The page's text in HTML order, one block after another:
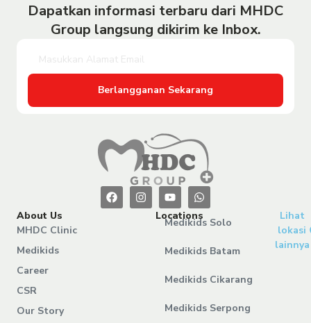
Dapatkan informasi terbaru dari MHDC
Group langsung dikirim ke Inbox.
Berlangganan Sekarang
About Us
MHDC Clinic
Medikids
Career
CSR
Our Story
Locations
Medikids Solo
Medikids Batam
Medikids Cikarang
Medikids Serpong
Lihat
lokasi
lainnya